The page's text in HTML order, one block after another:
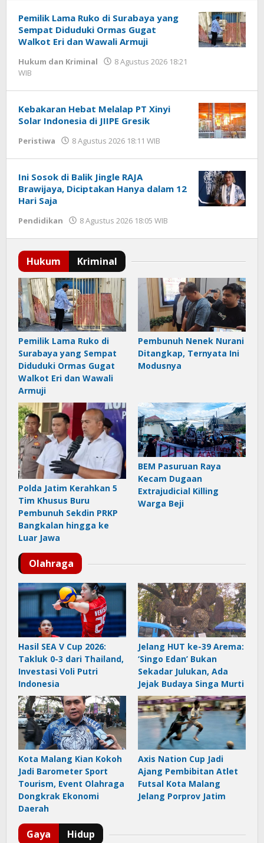
Pemilik Lama Ruko di Surabaya yang
Sempat Diduduki Ormas Gugat
Walkot Eri dan Wawali Armuji
Hukum dan Kriminal
8 Agustus 2026 18:21
WIB
Kebakaran Hebat Melalap PT Xinyi
Solar Indonesia di JIIPE Gresik
Peristiwa 8 Agustus 2026 18:11 WIB
Ini Sosok di Balik Jingle RAJA
Brawijaya, Diciptakan Hanya dalam 12
Hari Saja
Pendidikan 8 Agustus 2026 18:05 WIB
Pemilik Lama Ruko di
Surabaya yang Sempat
Diduduki Ormas Gugat
Walkot Eri dan Wawali
Armuji
Pembunuh Nenek Nurani
Ditangkap, Ternyata Ini
Modusnya
Polda Jatim Kerahkan 5
Tim Khusus Buru
Pembunuh Sekdin PRKP
Bangkalan hingga ke
Luar Jawa
BEM Pasuruan Raya
Kecam Dugaan
Extrajudicial Killing
Warga Beji
Olahraga
Hasil SEA V Cup 2026:
Takluk 0-3 dari Thailand,
Investasi Voli Putri
Indonesia
Jelang HUT ke-39 Arema:
‘Singo Edan’ Bukan
Sekadar Julukan, Ada
Jejak Budaya Singa Murti
Kota Malang Kian Kokoh
Jadi Barometer Sport
Tourism, Event Olahraga
Dongkrak Ekonomi
Daerah
Axis Nation Cup Jadi
Ajang Pembibitan Atlet
Futsal Kota Malang
Jelang Porprov Jatim